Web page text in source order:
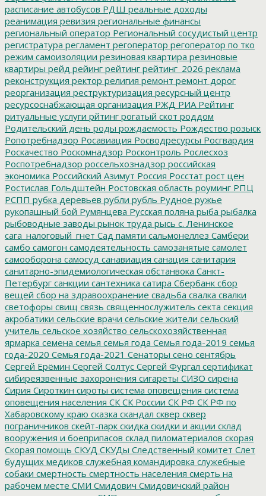
расписание автобусов РДШ реальные доходы
реанимация ревизия региональные финансы
региональный оператор Региональный сосудистый центр
регистратура регламент регоператор регоператор по тко
режим самоизоляции резиновая квартира резиновые
квартиры рейд рейинг рейтинг рейтинг_2026 реклама
реконструкция ректор религия ремонт ремонт дорог
реорганизация реструктуризация ресурсный центр
ресурсоснабжающая организация РЖД РИА Рейтинг
ритуальные услуги рйтинг рогатый скот роддом
Родительский день роды рождаемость Рождество розыск
Ропотребнадзор Росавиация Росводресурсы Росгвардия
Роскачество Роскомнадзор Росконтроль Рослесхоз
Роспотребнадзор россельхознадзор российская
экономика Российский Азимут Россия Росстат рост цен
Ростислав Гольдштейн Ростовская область роуминг РПЦ
РСПП рубка деревьев рубли рубль Рудное ружье
рукопашный бой Румянцева Русская поляна рыба рыбалка
рыбоводные заводы рынок труда рысь с. Ленинское
сага_налоговый_гнет Сад памяти сальмонеллез Самбери
самбо самогон самодеятельность самозанятые самолет
самооборона самосуд санавиация санация санитария
санитарно-эпидемиологическая обстанвока Санкт-
Петербург санкции сантехника сатира Сбербанк сбор
вещей сбор на здравоохранение свадьба свалка свалки
светофоры свищ связь священнослужитель секта секция
акробатики сельские врачи сельские жители сельский
учитель сельское хозяйство сельскохозяйственная
ярмарка семена семья семья года Семья года-2019 семья
года-2020 Семья года-2021 Сенаторы сено сентябрь
Сергей Ерёмин Сергей Солтус Сергей Фургал сертификат
сибиреязвенные захоронения сигареты СИЗО сирена
Сирия Сироткин сироты система оповещения система
оповещения населения СК СК России СК РФ СК РФ по
Хабаровскому краю сказка скандал сквер сквер
пограничников скейт-парк скидка скидки и акции склад
вооружения и боеприпасов склад пиломатериалов скорая
Скорая помощь СКУД СКУДы Следственный комитет Слет
будущих медиков служебная командировка служебные
собаки смертность смертность населения смерть на
рабочем месте СМИ Смидович Смидовичский район